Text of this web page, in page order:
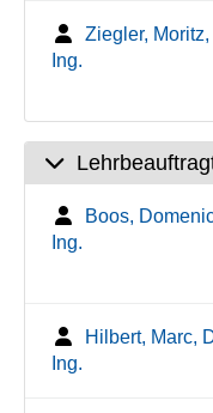
Ziegler, Moritz,
Ing.
Boos,
Ing.
Hilbert, Marc,
Ing.